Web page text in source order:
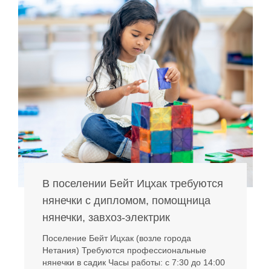
В поселении Бейт Ицхак требуются
нянечки с дипломом, помощница
нянечки, завхоз-электрик
Поселение Бейт Ицхак (возле города
Нетания) Требуются профессиональные
нянечки в садик Часы работы: с 7:30 до 14:00